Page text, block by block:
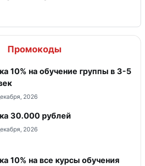
Промокоды
10% на обучение группы в 3-5
2026
30.000 рублей
2026
10% на все курсы обучения